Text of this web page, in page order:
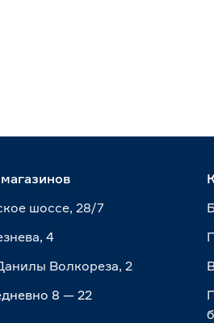
шоссе, 28/7
4
Волкореза, 2
8 — 22